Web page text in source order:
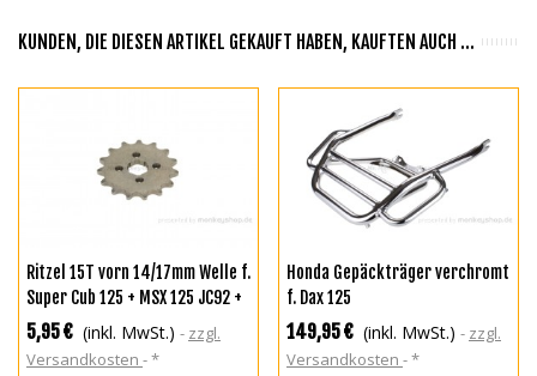
KUNDEN, DIE DIESEN ARTIKEL GEKAUFT HABEN, KAUFTEN AUCH ...
Ritzel 15T vorn 14/17mm Welle f.
Super Cub 125 + MSX 125 JC92 +
Dax 125
5,95 € (inkl. MwSt.)
zzgl.
Versandkosten
*
Honda Gepäckträger verchromt
f. Dax 125
149,95 € (inkl. MwSt.)
zzgl.
Versandkosten
*